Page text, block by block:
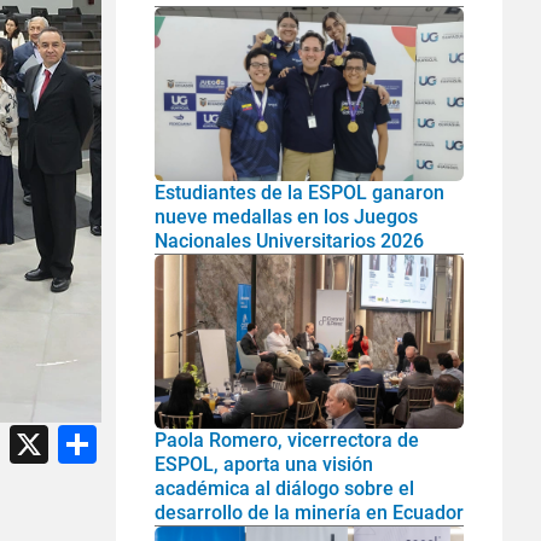
Facebook
X Share
Estudiantes de la ESPOL ganaron
nueve medallas en los Juegos
Nacionales Universitarios 2026
Paola Romero, vicerrectora de
ESPOL, aporta una visión
académica al diálogo sobre el
desarrollo de la minería en Ecuador